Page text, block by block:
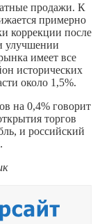
продажи. К
примерно
коррекции после
улучшении
имеет все
исторических
около 1,5%.
на 0,4% говорит
торгов
и российский